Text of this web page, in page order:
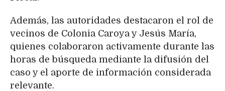
Además, las autoridades destacaron el rol de
vecinos de Colonia Caroya y Jesús María,
quienes colaboraron activamente durante las
horas de búsqueda mediante la difusión del
caso y el aporte de información considerada
relevante.